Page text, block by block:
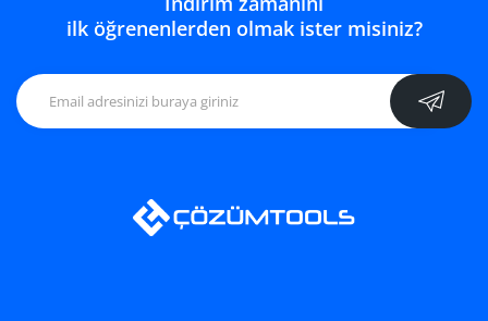
ilk öğrenenlerden olmak ister misiniz?